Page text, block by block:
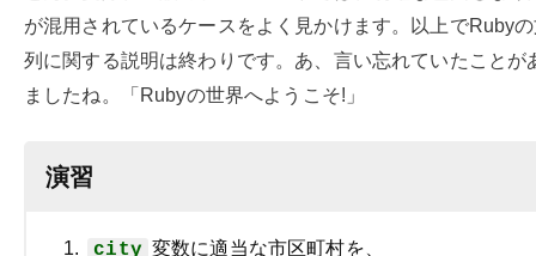
が混用されているケースをよく見かけます。以上でRuby
列に関する説明は終わりです。あ、言い忘れていたことが
ましたね。「Rubyの世界へようこそ!」
演習
city 変数に適当な市区町村を、